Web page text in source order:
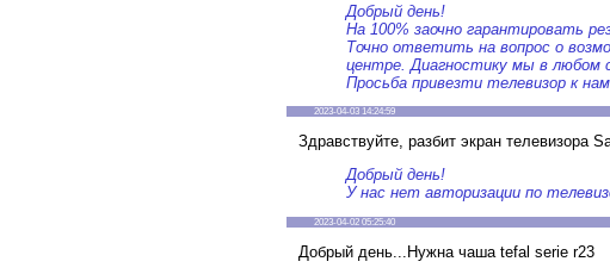
Добрый день!
На 100% заочно гарантировать
Точно ответить на вопрос о
центре. Диагностику мы в любом
Просьба привезти телевизор к
2023-04-03 14:24:59
Здравствуйте, разбит экран телевизора
Добрый день!
У нас нет авторизации по
2023-04-02 05:25:40
Добрый день...Нужна чаша tefal serie r23